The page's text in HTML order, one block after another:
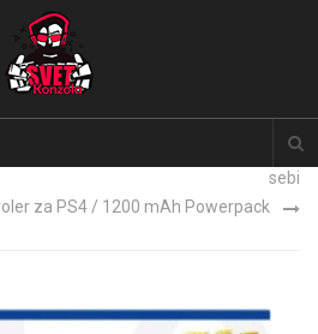
konzola sa 2 dzojstika i 20 igara na
sebi
za PS4 / 1200 mAh Powerpack